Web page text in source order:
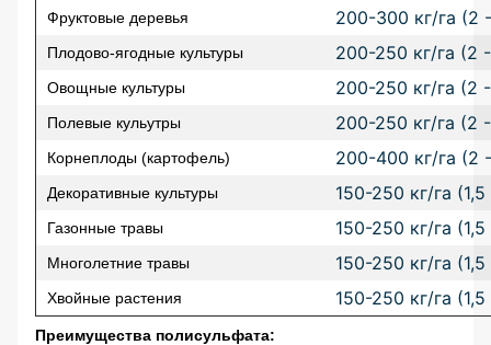
Фруктовые деревья 200-300 кг/га (2
Плодово-ягодные культуры 200-250 кг/га (2
Овощные культуры 200-250 кг/га (2
Полевые кульутры 200-250 кг/га (2
Корнеплоды (картофель) 200-400 кг/га (2
Декоративные культуры 150-250 кг/га
Газонные травы 150-250 кг/га
Многолетние травы 150-250 кг/га
Хвойные растения 150-250 кг/га
Преимущества полисульфата: